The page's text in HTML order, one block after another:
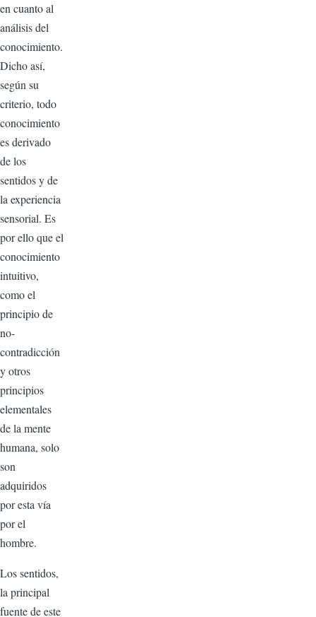
en cuanto al
análisis del
conocimiento.
Dicho así,
según su
criterio, todo
conocimiento
es derivado
de los
sentidos y de
la experiencia
sensorial. Es
por ello que el
conocimiento
intuitivo,
como el
principio de
no-
contradicción
y otros
principios
elementales
de la mente
humana, solo
son
adquiridos
por esta vía
por el
hombre.
Los sentidos,
la principal
fuente de este